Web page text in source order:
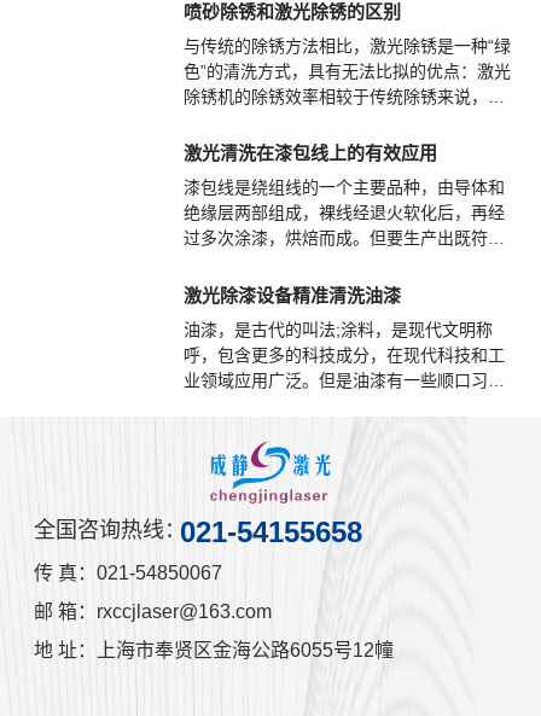
境和便于实现自动化等一系列优点。
喷砂除锈和激光除锈的区别
与传统的除锈方法相比，激光除锈是一种“绿
色”的清洗方式，具有无法比拟的优点：激光
除锈机的除锈效率相较于传统除锈来说，除
和清洗液，清洗下来的废料基本上都是固体
光化学反应、不会产生噪音和环境污染，同
时又不损害操作人员的健康，易于实现自动
化控制，实现远距离遥控清洗。
激光清洗在漆包线上的有效应用
漆包线是绕组线的一个主要品种，由导体和
绝缘层两部组成，裸线经退火软化后，再经
过多次涂漆，烘焙而成。但要生产出既符合
易，它受原材料质量，工艺参数，生产设
质量特性各不相同，但都具备机械性能，化
学性能，电性能，热性能四大性能。
激光除漆设备精准清洗油漆
油漆，是古代的叫法;涂料，是现代文明称
呼，包含更多的科技成分，在现代科技和工
业领域应用广泛。但是油漆有一些顺口习惯
漆等。油漆是一种能牢固覆盖在物体表面，
起保护、装饰、标志和其他特殊用途的化学
混合物涂料。
全国咨询热线：021-54155658
传 真：021-54850067
邮 箱：rxccjlaser@163.com
地 址：上海市奉贤区金海公路6055号12幢